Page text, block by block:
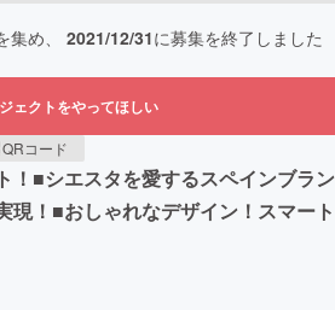
集め、 2021/12/31に募集を終了しました
ェクトをやってほしい
QRコード
■シエスタを愛するスペインブラ
！■おしゃれなデザイン！スマー